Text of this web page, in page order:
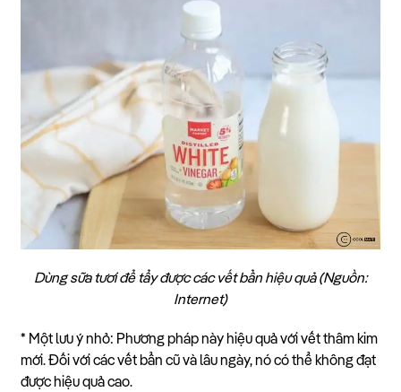
Dùng sữa tươi để tẩy được các vết bẩn hiệu quả (Nguồn:
Internet)
* Một lưu ý nhỏ: Phương pháp này hiệu quả với vết thâm kim
mới. Đối với các vết bẩn cũ và lâu ngày, nó có thể không đạt
được hiệu quả cao.